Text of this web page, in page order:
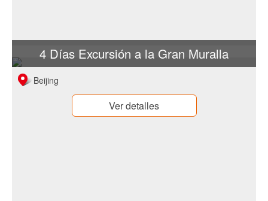
4 Días Excursión a la Gran Muralla
Beijing
Ver detalles